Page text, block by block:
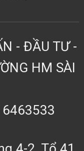
- ĐẦU TƯ -
HM SÀI